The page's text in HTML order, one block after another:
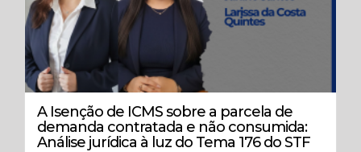
A Isenção de ICMS sobre a parcela de
demanda contratada e não consumida:
Análise jurídica à luz do Tema 176 do STF